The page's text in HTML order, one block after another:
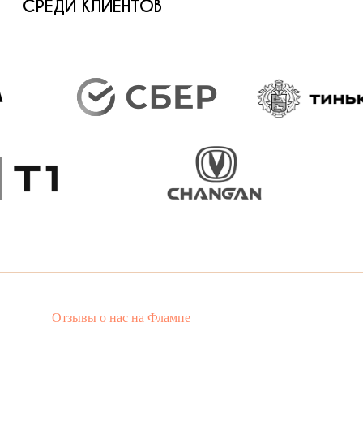
Отзывы о нас на Флампе
ул. Молдавская, 5,
Политика обработки
персональных данных